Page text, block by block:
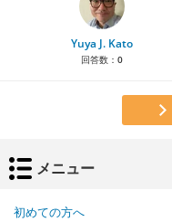
Yuya J. Kato
回答数： 0
メニュー
初めての方へ